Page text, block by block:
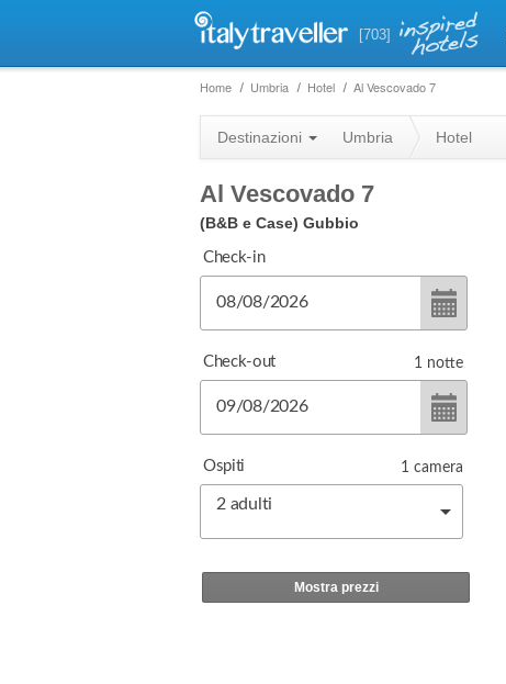
[703]
Home Umbria Hotel Al Vescovado 7
Destinazioni Umbria Hotel
Al Vescovado 7
(B&B e Case) Gubbio
Check-in
Check-out 1 notte
Ospiti
2 adulti
1 camera
Mostra prezzi